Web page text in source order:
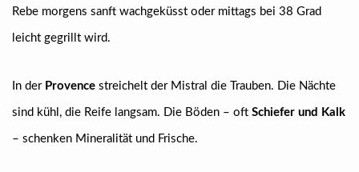
Rebe morgens sanft wachgeküsst oder mittags bei 38 Grad
leicht gegrillt wird.
In der Provence streichelt der Mistral die Trauben. Die Nächte
sind kühl, die Reife langsam. Die Böden – oft Schiefer und Kalk
– schenken Mineralität und Frische.